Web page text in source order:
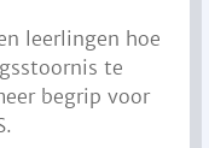
leerlingen hoe
te
begrip voor